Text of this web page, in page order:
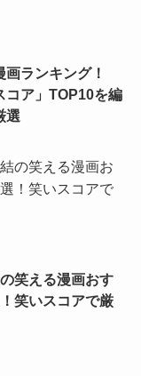
画ランキング！
コア」TOP10を編
選
笑える漫画おす
笑いスコアで厳